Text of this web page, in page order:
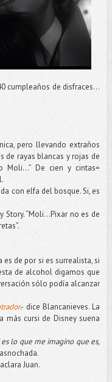
cumpleaños de disfraces…
pero llevando extraños
de rayas blancas y rojas de
Moli...” De cien y cintas=
con elfa del bosque. Si, es
Story. “Moli…Pixar no es de
de por si es surrealista, si
de alcohol digamos que
sólo podía alcanzar
.- dice Blancanieves. La
más cursi de Disney suena
lo que me imagino que es,
Juan.